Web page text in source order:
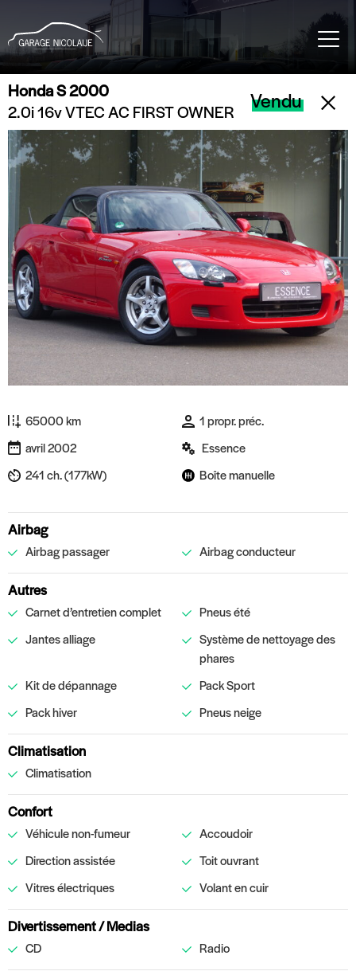
Honda S 2000
2.0i 16v VTEC AC FIRST OWNER
Vendu
65000 km
1 propr. préc.
avril 2002
Essence
241 ch. (177kW)
Boîte manuelle
Airbag
Airbag passager Airbag conducteur
Autres
Carnet d’entretien complet
Pneus été
Jantes alliage
Système de nettoyage des
phares
Kit de dépannage
Pack Sport
Pack hiver
Pneus neige
Climatisation
Climatisation
Confort
Véhicule non-fumeur
Accoudoir
Direction assistée
Toit ouvrant
Vitres électriques
Volant en cuir
Divertissement / Medias
CD Radio